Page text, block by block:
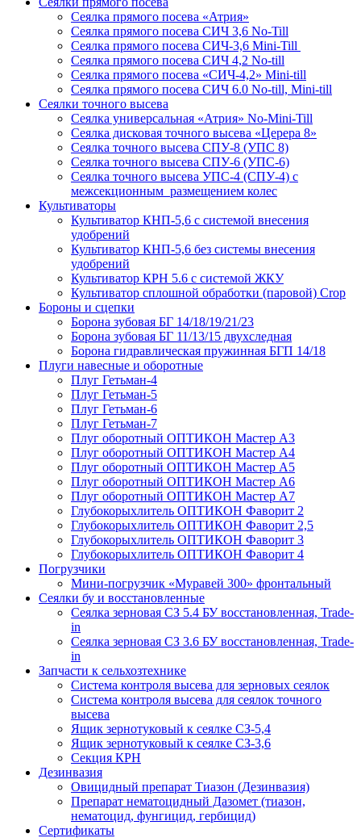
Сеялка прямого посева «Атрия»
Сеялка прямого посева СИЧ 3,6 No-Till
Сеялка прямого посева СИЧ-3,6 Mini-Till
Сеялка прямого посева СИЧ 4,2 No-till
Сеялка прямого посева «СИЧ-4,2» Mini-till
Сеялка прямого посева СИЧ 6.0 No-till, Mini-till
Сеялки точного высева
Сеялка универсальная «Атрия» No-Mini-Till
Сеялка дисковая точного высева «Церера 8»
Сеялка точного высева СПУ-8 (УПС 8)
Сеялка точного высева СПУ-6 (УПС-6)
Сеялка точного высева УПС-4 (СПУ-4) с
межсекционным размещением колес
Культиваторы
Культиватор КНП-5,6 с системой внесения
удобрений
Культиватор КНП-5,6 без системы внесения
удобрений
Культиватор КРН 5.6 с системой ЖКУ
Культиватор сплошной обработки (паровой) Crop
Бороны и сцепки
Борона зубовая БГ 14/18/19/21/23
Борона зубовая БГ 11/13/15 двухследная
Борона гидравлическая пружинная БГП 14/18
Плуги навесные и оборотные
Плуг Гетьман-4
Плуг Гетьман-5
Плуг Гетьман-6
Плуг Гетьман-7
Плуг оборотный ОПТИКОН Мастер А3
Плуг оборотный ОПТИКОН Мастер А4
Плуг оборотный ОПТИКОН Мастер А5
Плуг оборотный ОПТИКОН Мастер А6
Плуг оборотный ОПТИКОН Мастер А7
Глубокорыхлитель ОПТИКОН Фаворит 2
Глубокорыхлитель ОПТИКОН Фаворит 2,5
Глубокорыхлитель ОПТИКОН Фаворит 3
Глубокорыхлитель ОПТИКОН Фаворит 4
Погрузчики
Мини-погрузчик «Муравей 300» фронтальный
Сеялки бу и восстановленные
Сеялка зерновая СЗ 5.4 БУ восстановленная, Trade-
in
Сеялка зерновая СЗ 3.6 БУ восстановленная, Trade-
in
Запчасти к сельхозтехнике
Система контроля высева для зерновых сеялок
Система контроля высева для сеялок точного
высева
Ящик зернотуковый к сеялке СЗ-5,4
Ящик зернотуковый к сеялке СЗ-3,6
Секция КРН
Дезинвазия
Овицидный препарат Тиазон (Дезинвазия)
Препарат нематоцидный Дазомет (тиазон,
нематоцид, фунгицид, гербицид)
Сертификаты